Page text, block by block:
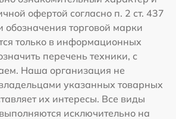
офертой согласно п. 2 ст. 437
торговой марки
только в информационных
перечень техники, с
Наша организация не
указанных товарных
их интересы. Все виды
исключительно на